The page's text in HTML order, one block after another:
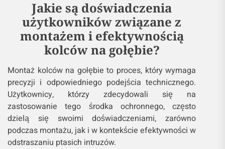
Jakie są doświadczenia
użytkowników związane z
montażem i efektywnością
kolców na gołębie?
Montaż kolców na gołębie to proces, który wymaga
precyzji i odpowiedniego podejścia technicznego.
Użytkownicy, którzy zdecydowali się na
zastosowanie tego środka ochronnego, często
dzielą się swoimi doświadczeniami, zarówno
podczas montażu, jak i w kontekście efektywności w
odstraszaniu ptasich intruzów.